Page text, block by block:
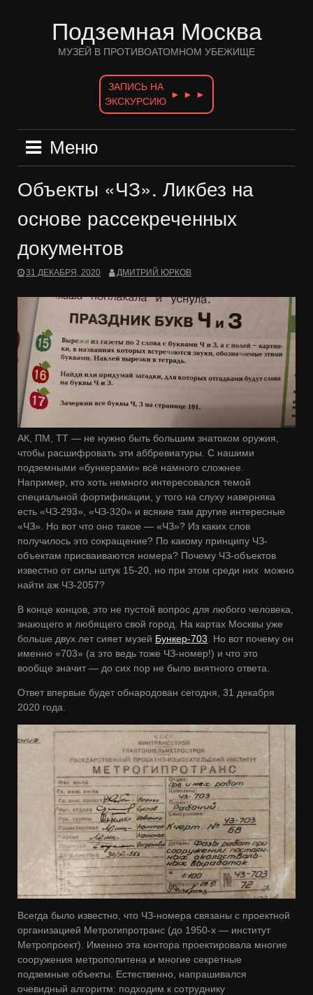
Подземная Москва
МУЗЕЙ В ПРОТИВОАТОМНОМ УБЕЖИЩЕ
ЗАПИСЬ НА
ЭКСКУРСИЮ
► ► ►
Меню
Объекты «ЧЗ». Ликбез на
основе рассекреченных
документов
31 ДЕКАБРЯ, 2020 ДМИТРИЙ ЮРКОВ
АК, ПМ, ТТ — не нужно быть большим знатоком оружия,
чтобы расшифровать эти аббревиатуры. С нашими
подземными «бункерами» всё намного сложнее.
Например, кто хоть немного интересовался темой
специальной фортификации, у того на слуху наверняка
есть «ЧЗ-293», «ЧЗ-320» и всякие там другие интересные
«ЧЗ». Но вот что оно такое — «ЧЗ»? Из каких слов
получилось это сокращение? По какому принципу ЧЗ-
объектам присваиваются номера? Почему ЧЗ-объектов
известно от силы штук 15-20, но при этом среди них можно
найти аж ЧЗ-2057?
В конце концов, это не пустой вопрос для любого человека,
знающего и любящего свой город. На картах Москвы уже
больше двух лет сияет музей Бункер-703. Но вот почему он
именно «703» (а это ведь тоже ЧЗ-номер!) и что это
вообще значит — до сих пор не было внятного ответа.
Ответ впервые будет обнародован сегодня, 31 декабря
2020 года.
Всегда было известно, что ЧЗ-номера связаны с проектной
организацией Метрогипротранс (до 1950-х — институт
Метропроект). Именно эта контора проектировала многие
сооружения метрополитена и многие секретные
подземные объекты. Естественно, напрашивался
очевидный алгоритм: подходим к сотруднику